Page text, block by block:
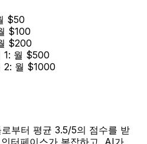
$50
$100
$200
1: 월 $500
2: 월 $1000
부터 평균 3.5/5의 점수를 받
터페이스가 복잡하고, AI가